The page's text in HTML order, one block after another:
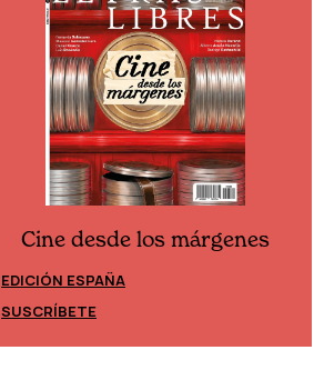
Cine desde los márgenes
EDICIÓN ESPAÑA
SUSCRÍBETE